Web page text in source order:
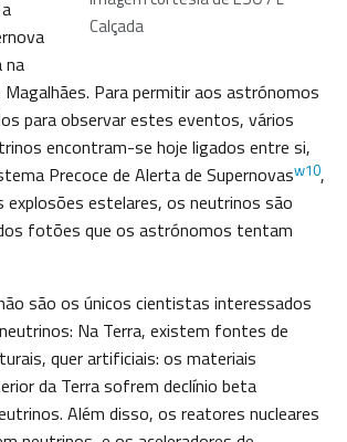
Calçada
na
Magalhães. Para permitir aos astrónomos
para observar estes eventos, vários
encontram-se hoje ligados entre si,
Precoce de Alerta de Supernovasw10,
explosões estelares, os neutrinos são
fotões que os astrónomos tentam
são os únicos cientistas interessados
Na Terra, existem fontes de
quer artificiais: os materiais
da Terra sofrem declínio beta
Além disso, os reatores nucleares